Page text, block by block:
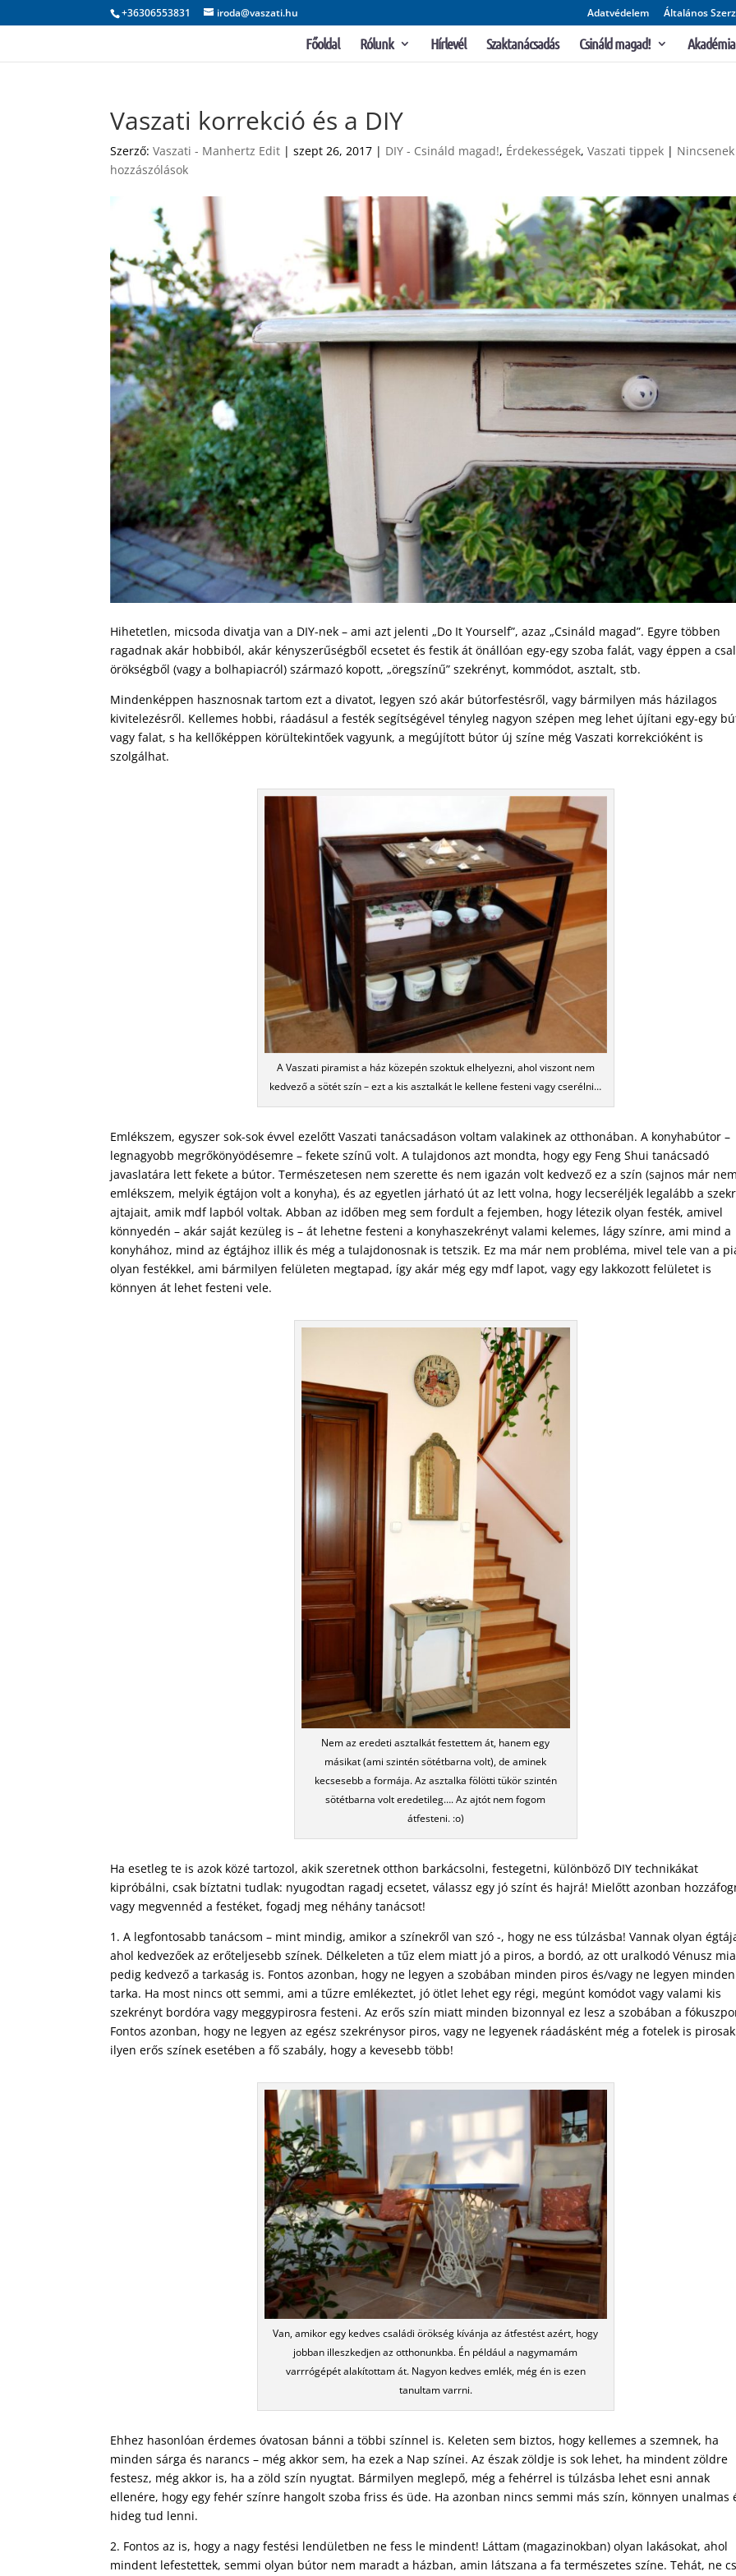
+36306553831 iroda@vaszati.hu Adatvédelem Általános
Főoldal Rólunk Hírlevél Szaktanácsadás Csináld magad! Akadémia
Vaszati korrekció és a DIY
Szerző:Vaszati - Manhertz Edit |szept 26, 2017 | DIY - Csináld magad!, Érdekességek,Vaszati tippek | Nincsenek
hozzászólások
Hihetetlen, micsoda divatja van a DIY-nek – ami azt jelenti „Do It Yourself”, azaz „Csináld magad”. Egyre többen
ragadnak akár hobbiból, akár kényszerűségből ecsetet és festik át önállóan egy-egy szoba falát, vagy éppen a
örökségből (vagy a bolhapiacról) származó kopott, „öregszínű” szekrényt, kommódot, asztalt, stb.
Mindenképpen hasznosnak tartom ezt a divatot, legyen szó akár bútorfestésről, vagy bármilyen más házilagos
kivitelezésről. Kellemes hobbi, ráadásul a festék segítségével tényleg nagyon szépen meg lehet újítani egy-egy
vagy falat, s ha kellőképpen körültekintőek vagyunk, a megújított bútor új színe még Vaszati korrekcióként is
szolgálhat.
A Vaszati piramist a ház közepén szoktuk elhelyezni, ahol viszont nem
kedvező a sötét szín – ezt a kis asztalkát le kellene festeni vagy cserélni…
Emlékszem, egyszer sok-sok évvel ezelőtt Vaszati tanácsadáson voltam valakinek az otthonában. A konyhabútor –
legnagyobb megrőkönyödésemre – fekete színű volt. A tulajdonos azt mondta, hogy egy Feng Shui tanácsadó
javaslatára lett fekete a bútor. Természetesen nem szerette és nem igazán volt kedvező ez a szín (sajnos már nem
emlékszem, melyik égtájon volt a konyha), és az egyetlen járható út az lett volna, hogy lecseréljék legalább a
ajtajait, amik mdf lapból voltak. Abban az időben meg sem fordult a fejemben, hogy létezik olyan festék, amivel
könnyedén – akár saját kezüleg is – át lehetne festeni a konyhaszekrényt valami kelemes, lágy színre, ami mind a
konyhához, mind az égtájhoz illik és még a tulajdonosnak is tetszik. Ez ma már nem probléma, mivel tele van a
olyan festékkel, ami bármilyen felületen megtapad, így akár még egy mdf lapot, vagy egy lakkozott felületet is
könnyen át lehet festeni vele.
Nem az eredeti asztalkát festettem át, hanem egy
másikat (ami szintén sötétbarna volt), de aminek
kecsesebb a formája. Az asztalka fölötti tükör szintén
sötétbarna volt eredetileg…. Az ajtót nem fogom
átfesteni. :o)
Ha esetleg te is azok közé tartozol, akik szeretnek otthon barkácsolni, festegetni, különböző DIY technikákat
kipróbálni, csak bíztatni tudlak: nyugodtan ragadj ecsetet, válassz egy jó színt és hajrá! Mielőtt azonban
vagy megvennéd a festéket, fogadj meg néhány tanácsot!
1. A legfontosabb tanácsom – mint mindig, amikor a színekről van szó -, hogy ne ess túlzásba! Vannak olyan
ahol kedvezőek az erőteljesebb színek. Délkeleten a tűz elem miatt jó a piros, a bordó, az ott uralkodó Vénusz
pedig kedvező a tarkaság is. Fontos azonban, hogy ne legyen a szobában minden piros és/vagy ne legyen minden
tarka. Ha most nincs ott semmi, ami a tűzre emlékeztet, jó ötlet lehet egy régi, megúnt komódot vagy valami kis
szekrényt bordóra vagy meggypirosra festeni. Az erős szín miatt minden bizonnyal ez lesz a szobában a
Fontos azonban, hogy ne legyen az egész szekrénysor piros, vagy ne legyenek ráadásként még a fotelek is
ilyen erős színek esetében a fő szabály, hogy a kevesebb több!
Van, amikor egy kedves családi örökség kívánja az átfestést azért, hogy
jobban illeszkedjen az otthonunkba. Én például a nagymamám
varrrógépét alakítottam át. Nagyon kedves emlék, még én is ezen
tanultam varrni.
Ehhez hasonlóan érdemes óvatosan bánni a többi színnel is. Keleten sem biztos, hogy kellemes a szemnek, ha
minden sárga és narancs – még akkor sem, ha ezek a Nap színei. Az észak zöldje is sok lehet, ha mindent zöldre
festesz, még akkor is, ha a zöld szín nyugtat. Bármilyen meglepő, még a fehérrel is túlzásba lehet esni annak
ellenére, hogy egy fehér színre hangolt szoba friss és üde. Ha azonban nincs semmi más szín, könnyen unalmas
hideg tud lenni.
2. Fontos az is, hogy a nagy festési lendületben ne fess le mindent! Láttam (magazinokban) olyan lakásokat, ahol
mindent lefestettek, semmi olyan bútor nem maradt a házban, amin látszana a fa természetes színe. Tehát, ne